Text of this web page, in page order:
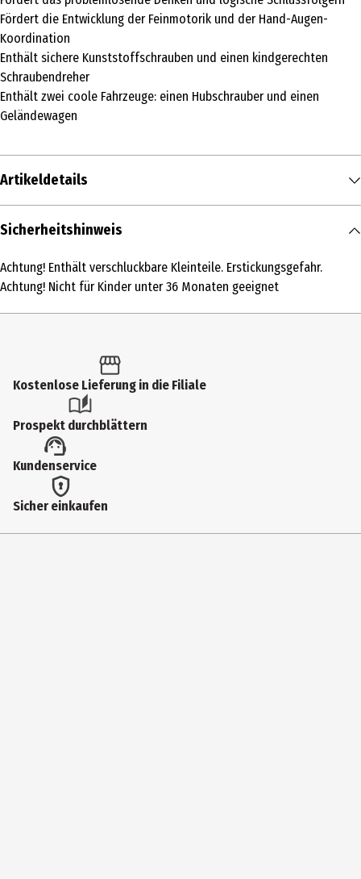
Fördert die Entwicklung der Feinmotorik und der Hand-Augen-
Koordination
Enthält sichere Kunststoffschrauben und einen kindgerechten
Schraubendreher
Enthält zwei coole Fahrzeuge: einen Hubschrauber und einen
Geländewagen
Artikeldetails
Inhalt
Produkttyp
Artikelnummer des Herstellers
Hersteller
SES Deutschland GmbH
Herstelleradresse
Sicherheitshinweis
Achtung! Enthält verschluckbare Kleinteile. Erstickungsgefahr.
Achtung! Nicht für Kinder unter 36 Monaten geeignet
Kostenlose Lieferung in die Filiale
Prospekt durchblättern
Kundenservice
Sicher einkaufen